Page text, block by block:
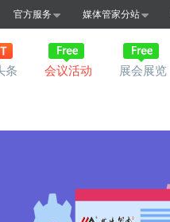
官方服务 媒体管家分站
条 会议活动 展会展览